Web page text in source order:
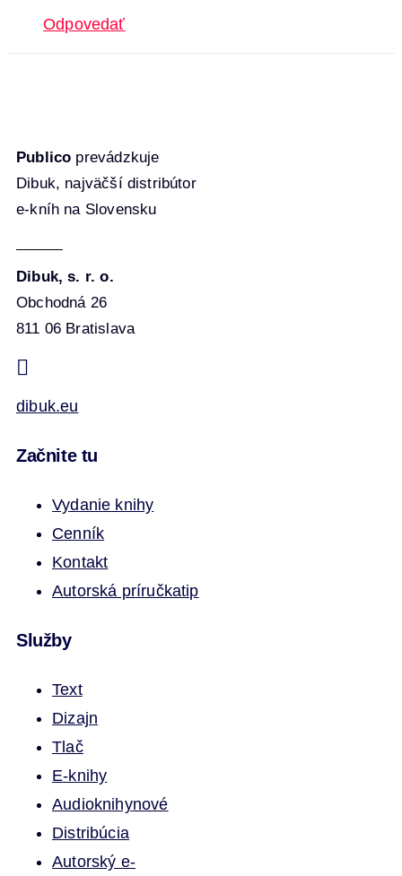
Odpovedať
Publico prevádzkuje
Dibuk, najväčší distribútor
e-kníh na Slovensku
Dibuk, s. r. o.
Obchodná 26
811 06 Bratislava
dibuk.eu
Začnite tu
Vydanie knihy
Cenník
Kontakt
Autorská príručkatip
Služby
Text
Dizajn
Tlač
E-knihy
Audioknihynové
Distribúcia
Autorský e-